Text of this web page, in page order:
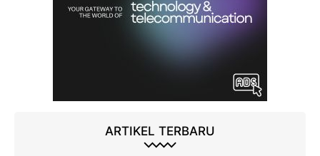
ARTIKEL TERBARU